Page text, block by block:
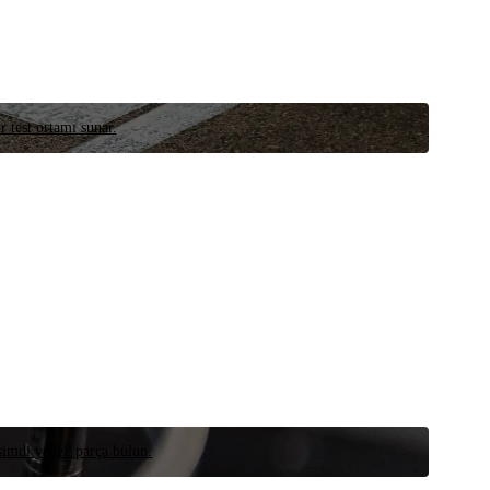
test ortamı sunar.
yedek parça bulun.